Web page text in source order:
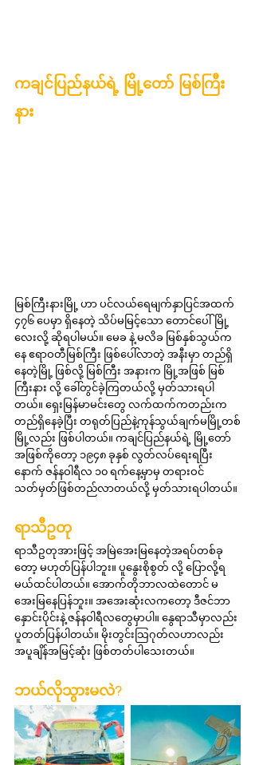
ကချင်ပြည်နယ်ရဲ့ မြို့တော် မြစ်ကြီး
နား
မြစ်ကြီးနားမြို့ ဟာ ပင်လယ်ရေမျက်နှာပြင်အထက်
၄၇၆ ပေမှာ ရှိနေတဲ့ သိပ်မမြင့်သော တောင်ပေါ်မြို့
လေးလို့ ဆိုရပါမယ်။ မေခ နဲ့ မလိခ မြစ်နှစ်သွယ်က
နေ ဧရာဝတီမြစ်ကြီး ဖြစ်ပေါ်လာတဲ့ အနီးမှာ တည်ရှိ
နေတဲ့မြို့ ဖြစ်လို့ မြစ်ကြီး အနားက မြို့အဖြစ် မြစ်
ကြီးနား လို့ ခေါ်တွင်ခဲ့ကြတယ်လို့ မှတ်သားရပါ
တယ်။ ရှေးမြန်မာမင်းတွေ လက်ထက်ကတည်းက
တည်ရှိနေခဲ့ပြီး တရုတ်ပြည်နဲ့ကုန်သွယ်ချက်မမြို့တစ်
မြို့လည်း ဖြစ်ပါတယ်။ ကချင်ပြည်နယ်ရဲ့ မြို့တော်
အဖြစ်ကိုတော့ ၁၉၄၈ ခုနှစ် လွတ်လပ်ရေးရပြီး
နောက် ဇန်နဝါရီလ ၁၀ ရက်နေ့မှာမှ တရားဝင်
သတ်မှတ်ဖြစ်တည်လာတယ်လို့ မှတ်သားရပါတယ်။
ရာသီဥတု
ရာသီဥတုအားဖြင့် အမြဲအေးမြနေတဲ့အရပ်တစ်ခု
တော့ မဟုတ်ပြန်ပါဘူး။ ပူနွေးစိုစွတ် လို့ ပြောလို့ရ
မယ်ထင်ပါတယ်။ အောက်တိုဘာလထဲတောင် မ
အေးမြနေပြန်ဘူး။ အအေးဆုံးလကတော့ ဒီဇင်ဘာ
နှောင်းပိုင်းနဲ့ ဇန်နဝါရီလတွေမှာပါ။ နွေရာသီမှာလည်း
ပူတတ်ပြန်ပါတယ်။ မိုးတွင်းသြဂုတ်လဟာလည်း
အပူချိန်အမြင့်ဆုံး ဖြစ်တတ်ပါသေးတယ်။
ဘယ်လိုသွားမလဲ?